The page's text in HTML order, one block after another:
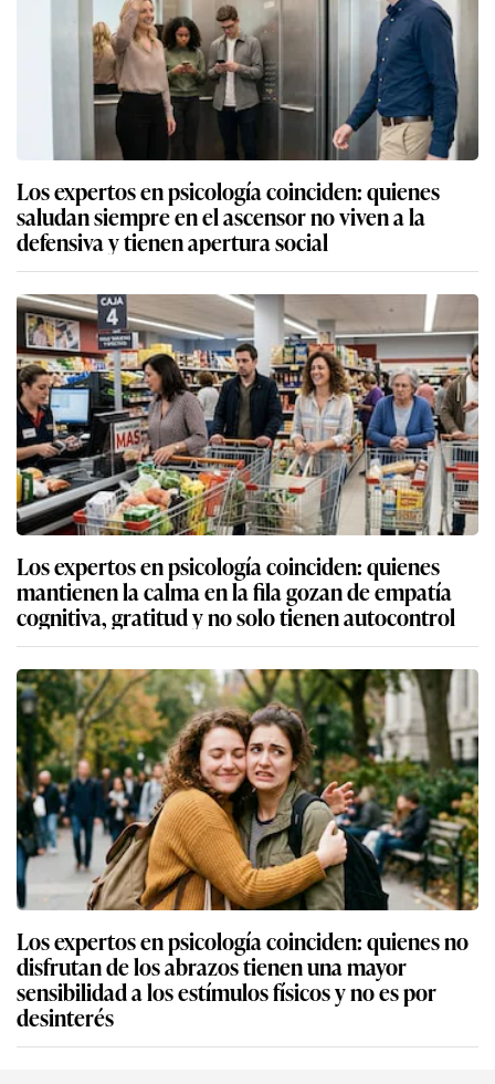
Los expertos en psicología coinciden: quienes
saludan siempre en el ascensor no viven a la
defensiva y tienen apertura social
Los expertos en psicología coinciden: quienes
mantienen la calma en la fila gozan de empatía
cognitiva, gratitud y no solo tienen autocontrol
Los expertos en psicología coinciden: quienes no
disfrutan de los abrazos tienen una mayor
sensibilidad a los estímulos físicos y no es por
desinterés